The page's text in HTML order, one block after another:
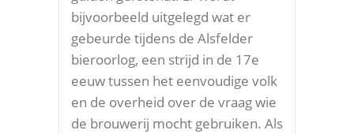
bijvoorbeeld uitgelegd wat er
gebeurde tijdens de Alsfelder
bieroorlog, een strijd in de 17e
eeuw tussen het eenvoudige volk
en de overheid over de vraag wie
de brouwerij mocht gebruiken. Als